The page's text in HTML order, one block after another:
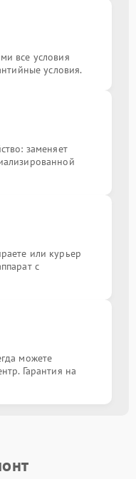
все условия
условия.
заменяет
или курьер
с
можете
Гарантия на